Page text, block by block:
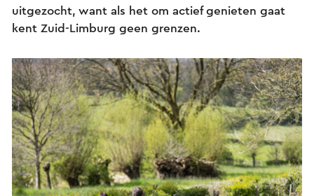
uitgezocht, want als het om actief genieten gaat
kent Zuid-Limburg geen grenzen.